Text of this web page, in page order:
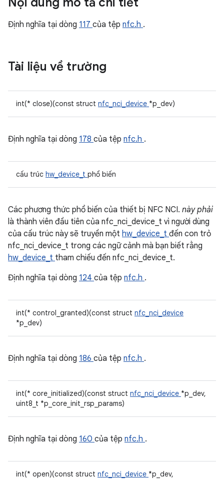
Định nghĩa tại dòng 117 của tệp nfc.h .
Tài liệu về trường
int(* close)(const struct nfc_nci_device *p_dev)
Định nghĩa tại dòng 178 của tệp nfc.h .
cấu trúc hw_device_t phổ biến
Các phương thức phổ biến của thiết bị NFC NCI. này phải
là thành viên đầu tiên của nfc_nci_device_t vì người dùng
của cấu trúc này sẽ truyền một hw_device_t đến con trỏ
nfc_nci_device_t trong các ngữ cảnh mà bạn biết rằng
hw_device_t tham chiếu đến nfc_nci_device_t.
Định nghĩa tại dòng 124 của tệp nfc.h .
int(* control_granted)(const struct nfc_nci_device
*p_dev)
Định nghĩa tại dòng 186 của tệp nfc.h .
int(* core_initialized)(const struct nfc_nci_device *p_dev,
uint8_t *p_core_init_rsp_params)
Định nghĩa tại dòng 160 của tệp nfc.h .
int(* open)(const struct nfc_nci_device *p_dev,